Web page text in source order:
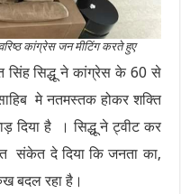
कांग्रेस जन मीटिंग करते हुए
सिंह सिद्धू ने कांग्रेस के 60 से
मे नतमस्तक होकर शक्ति
दिया है । सिद्धू ने ट्वीट कर
संकेत दे दिया कि जनता का,
बदल रहा है।